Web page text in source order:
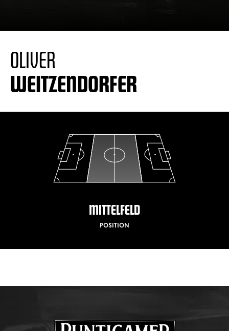
OLIVER
WEITZENDORFER
MITTELFELD
POSITION